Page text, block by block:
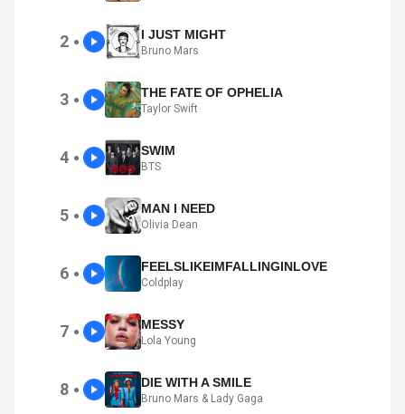
2 ● I JUST MIGHT
Bruno Mars
3 ● THE FATE OF OPHELIA
Taylor Swift
4 ● SWIM
BTS
5 ● MAN I NEED
Olivia Dean
6 ● FEELSLIKEIMFALLINGINLOVE
Coldplay
7 ● MESSY
Lola Young
8 ● DIE WITH A SMILE
Bruno Mars & Lady Gaga